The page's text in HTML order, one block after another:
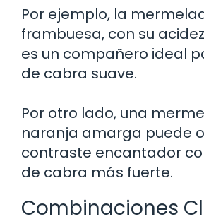
Por ejemplo, la
frambuesa, con su
es un compañero ideal
de cabra suave.
Por otro lado, una
naranja amarga puede
contraste encantador
de cabra más fuerte.
Combinaciones